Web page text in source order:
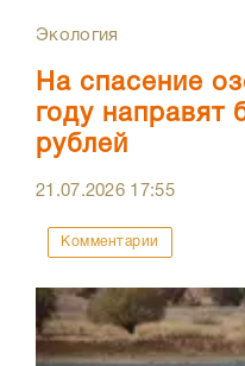
Экология
На спасение
году направят
рублей
21.07.2026 17:55
Комментарии